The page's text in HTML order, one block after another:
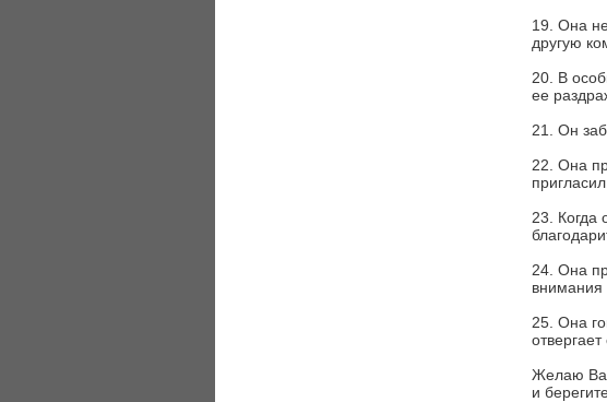
19. Она
другую
20. В
ее
21. Он
22. Она
пригласил.
23. Когда
24. Она
внимания
25. Она
отвергает
Желаю
и